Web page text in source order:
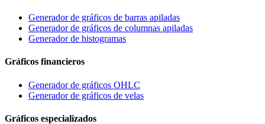
Generador de gráficos de barras apiladas
Generador de gráficos de columnas apiladas
Generador de histogramas
Gráficos financieros
Generador de gráficos OHLC
Generador de gráficos de velas
Gráficos especializados